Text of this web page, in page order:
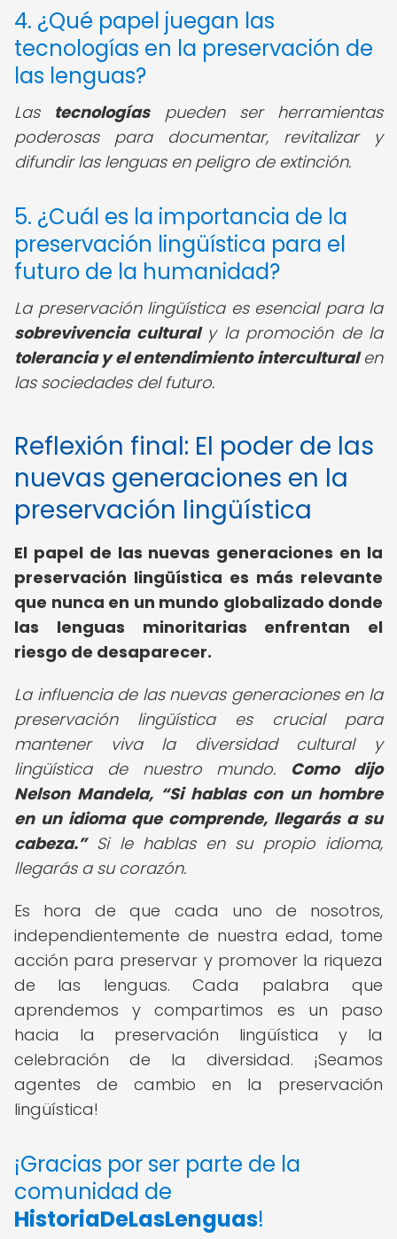
4. ¿Qué papel juegan las
tecnologías en la preservación de
las lenguas?
Las tecnologíaspueden ser herramientas
poderosas para documentar, revitalizar y
difundir las lenguas en peligro de extinción.
5. ¿Cuál es la importancia de la
preservación lingüística para el
futuro de la humanidad?
La preservación lingüística es esencial para la
sobrevivencia culturaly la promoción de la
tolerancia y el entendimiento interculturalen
las sociedades del futuro.
Reflexión final: El poder de las
nuevas generaciones en la
preservación lingüística
El papel de las nuevas generaciones en la
preservación lingüística es más relevante
que nunca en un mundo globalizado donde
las lenguas minoritarias enfrentan el
riesgo de desaparecer.
La influencia de las nuevas generaciones en la
preservación lingüística es crucial para
mantener viva la diversidad cultural y
lingüística de nuestro mundo. Como dijo
Nelson Mandela,
Si hablas con un hombre
en un idioma que comprende, llegarás a su
cabeza. Si le hablas en su propio idioma,
llegarás a su corazón.
Es hora de que cada uno de nosotros,
independientemente de nuestra edad, tome
acción para preservar y promover la riqueza
de las lenguas. Cada palabra que
aprendemos y compartimos es un paso
hacia la preservación lingüística y la
celebración de la diversidad. ¡Seamos
agentes de cambio en la preservación
lingüística!
¡Gracias por ser parte de la
comunidad de
HistoriaDeLasLenguas!